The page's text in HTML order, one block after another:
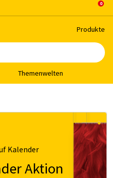
Pro­duk­te
The­men­wel­ten
Kalender
Aktion